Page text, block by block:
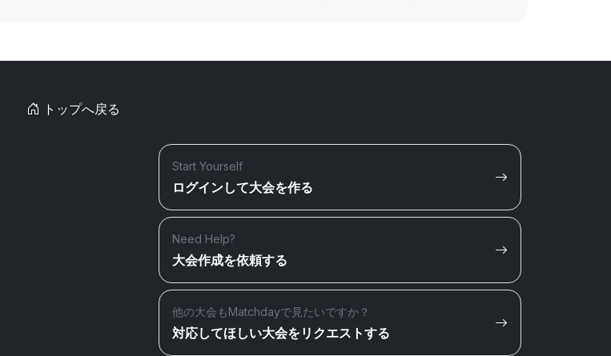
トップへ戻る
Start Yourself
ログインして大会を作る
Need Help?
大会作成を依頼する
他の大会もMatchdayで見たいですか？
対応してほしい大会をリクエストする